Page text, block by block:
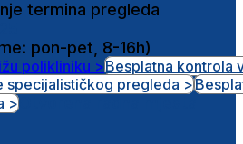
termina pregleda
pon-pet, 8-16h)
polikliniku >Besplatna kontrola
specijalističkog pregleda >
>